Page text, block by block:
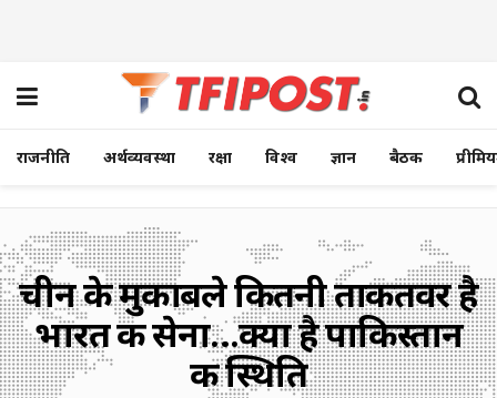
राजनीति अर्थव्यवस्था रक्षा विश्व ज्ञान बैठक
चीन के मुकाबले कितनी ताकतवर है
भारत की सेना…क्या है पाकिस्तान
की स्थिति